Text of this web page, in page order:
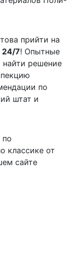
прийти на
24/7! Опытные
найти решение
по
штат и
классике от
сайте